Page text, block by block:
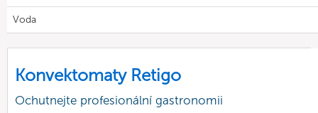
Voda
Konvektomaty Retigo
Ochutnejte profesionální gastronomii